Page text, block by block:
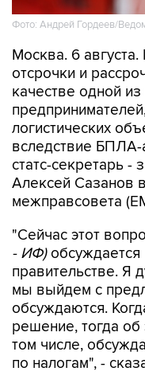
Фото: Андрей Гордеев/
Москва. 6
отсрочки и
качестве одной
логистических
вследствие БПЛА-
статс-секретарь
Алексей Сазанов
межправсовета
"Сейчас этот
- ИФ)обсуждается
правительстве. Я
мы выйдем с
обсуждаются.
решение, тогда об
том числе,
по налогам", -